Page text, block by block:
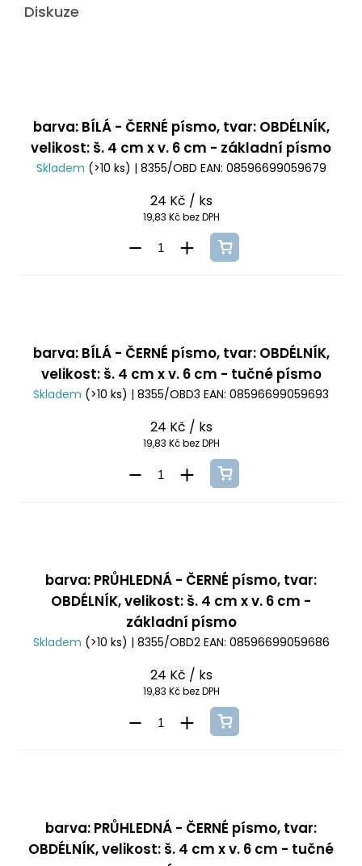
Diskuze
barva: BÍLÁ - ČERNÉ písmo, tvar: OBDÉLNÍK,
velikost: š. 4 cm x v. 6 cm - základní písmo
Skladem (>10 ks) | 8355/OBD EAN: 08596699059679
24 Kč / ks
19,83 Kč bez DPH
barva: BÍLÁ - ČERNÉ písmo, tvar: OBDÉLNÍK,
velikost: š. 4 cm x v. 6 cm - tučné písmo
Skladem (>10 ks) | 8355/OBD3 EAN: 08596699059693
24 Kč / ks
19,83 Kč bez DPH
barva: PRŮHLEDNÁ - ČERNÉ písmo, tvar:
OBDÉLNÍK, velikost: š. 4 cm x v. 6 cm -
základní písmo
Skladem (>10 ks) | 8355/OBD2 EAN: 08596699059686
24 Kč / ks
19,83 Kč bez DPH
barva: PRŮHLEDNÁ - ČERNÉ písmo, tvar:
OBDÉLNÍK, velikost: š. 4 cm x v. 6 cm - tučné